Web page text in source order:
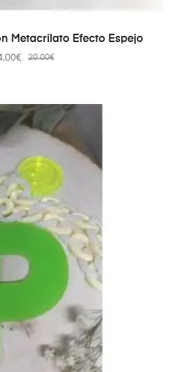
AL CARRITO
Metacrilato Efecto Espejo
20.00€
€